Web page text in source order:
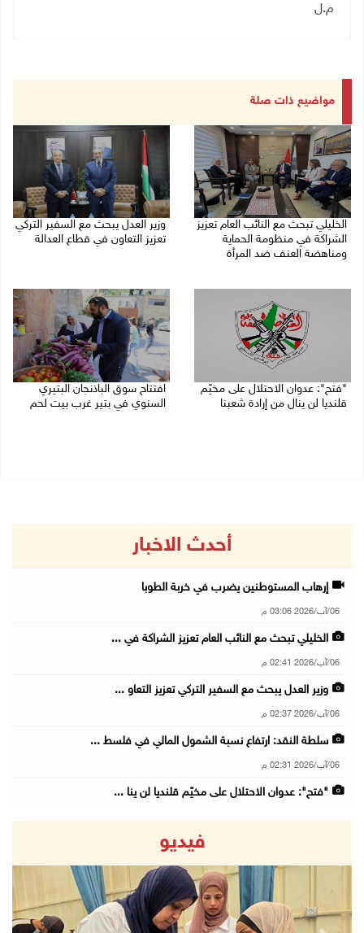
م.ل
مواضيع ذات صلة
الخليلي تبحث مع النائب العام تعزيز
الشراكة في منظومة الحماية
ومناهضة العنف ضد المرأة
وزير العدل يبحث مع السفير التركي
تعزيز التعاون في قطاع العدالة
"فتح": عدوان الاحتلال على مخيّم
قلنديا لن ينال من إرادة شعبنا
افتتاح سوق الباذنجان البتيري
السنوي في بتير غرب بيت لحم
أحدث الاخبار
إرهاب المستوطنين يضرب في خربة الطوبا
06/آب/2026 03:06 م
الخليلي تبحث مع النائب العام تعزيز الشراكة في ...
06/آب/2026 02:41 م
وزير العدل يبحث مع السفير التركي تعزيز التعاو ...
06/آب/2026 02:37 م
سلطة النقد: ارتفاع نسبة الشمول المالي في فلسط ...
06/آب/2026 02:31 م
"فتح": عدوان الاحتلال على مخيّم قلنديا لن ينا ...
06/آب/2026 02:17 م
الاحتلال يسلّم إخطارات بهدم منازل ومنشآت في ج ...
06/آب/2026 02:02 م
فيديو